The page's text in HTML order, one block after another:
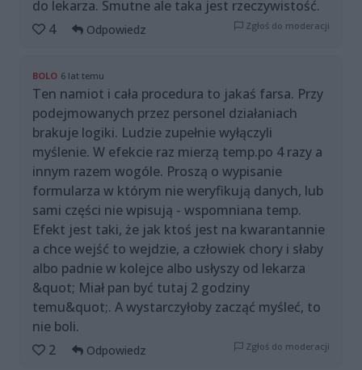
do lekarza. Smutne ale taka jest rzeczywistość.
4
Odpowiedz Zgłoś do moderacji
BOLO 6 lat temu
Ten namiot i cała procedura to jakaś farsa. Przy
podejmowanych przez personel działaniach
brakuje logiki. Ludzie zupełnie wyłączyli
myślenie. W efekcie raz mierzą temp.po 4 razy a
innym razem wogóle. Proszą o wypisanie
formularza w którym nie weryfikują danych, lub
sami części nie wpisują - wspomniana temp.
Efekt jest taki, że jak ktoś jest na kwarantannie
a chce wejść to wejdzie, a człowiek chory i słaby
albo padnie w kolejce albo usłyszy od lekarza
&quot; Miał pan być tutaj 2 godziny
temu&quot;. A wystarczyłoby zacząć myśleć, to
nie boli.
2
Odpowiedz Zgłoś do moderacji